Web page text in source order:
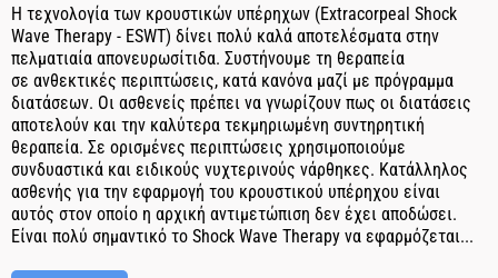
Η τεχνολογία των κρουστικών υπέρηχων (Extracorpeal Shock
Wave Therapy - ESWT) δίνει πολύ καλά αποτελέσματα στην
πελματιαία απονευρωσίτιδα. Συστήνουμε τη θεραπεία
σε ανθεκτικές περιπτώσεις, κατά κανόνα μαζί με πρόγραμμα
διατάσεων. Οι ασθενείς πρέπει να γνωρίζουν πως οι διατάσεις
αποτελούν και την καλύτερα τεκμηριωμένη συντηρητική
θεραπεία. Σε ορισμένες περιπτώσεις χρησιμοποιούμε
συνδυαστικά και ειδικούς νυχτερινούς νάρθηκες. Κατάλληλος
ασθενής για την εφαρμογή του κρουστικού υπέρηχου είναι
αυτός στον οποίο η αρχική αντιμετώπιση δεν έχει αποδώσει.
Είναι πολύ σημαντικό το Shock Wave Therapy να εφαρμόζεται...